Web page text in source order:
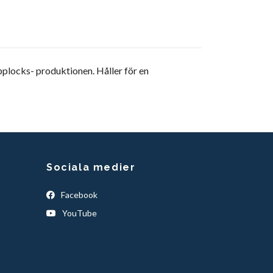
produktionen. Håller för en
Sociala medier
Facebook
YouTube